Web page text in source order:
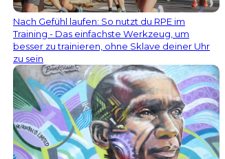
Nach Gefühl laufen: So nutzt du RPE im
Training - Das einfachste Werkzeug, um
besser zu trainieren, ohne Sklave deiner Uhr
zu sein